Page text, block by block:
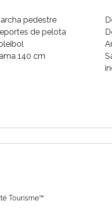
pedestre
de pelota
140 cm
Tourisme™